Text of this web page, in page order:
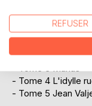
tomes, à savoir:
- Tome 2 Cosette
- Tome 3 Marius
- Tome 4 L'idylle
- Tome 5 Jean
REFUSER